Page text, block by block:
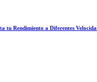
tu Rendimiento a Diferentes